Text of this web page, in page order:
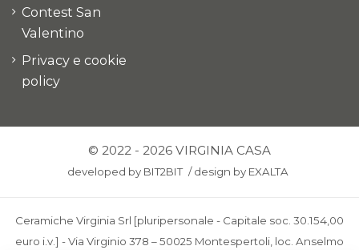
Contest San
Valentino
Privacy e cookie
policy
© 2022 - 2026 VIRGINIA CASA
developed by BIT2BIT /design by EXALTA
Ceramiche Virginia Srl [pluripersonale - Capitale soc. 30.154,00
euro i.v.] - Via Virginio 378 – 50025 Montespertoli, loc. Anselmo